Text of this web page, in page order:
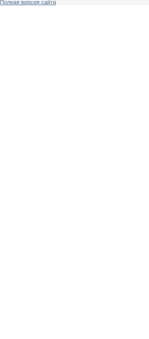
Полная версия сайта